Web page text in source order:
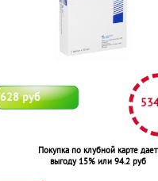
628 руб
Покупка по клубной карте дает
выгоду 15% или 94.2 руб